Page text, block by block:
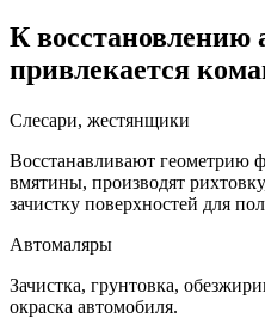
К восстановлению
привлекается
Слесари, жестянщики
Восстанавливают геометрию
вмятины, производят
зачистку поверхностей для
Автомаляры
Зачистка, грунтовка,
окраска автомобиля.